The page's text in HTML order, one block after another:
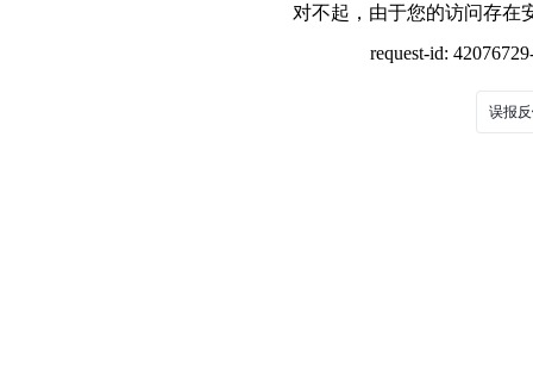
对不起，由于您的访问存在
request-id:
误报